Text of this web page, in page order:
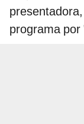
programa por